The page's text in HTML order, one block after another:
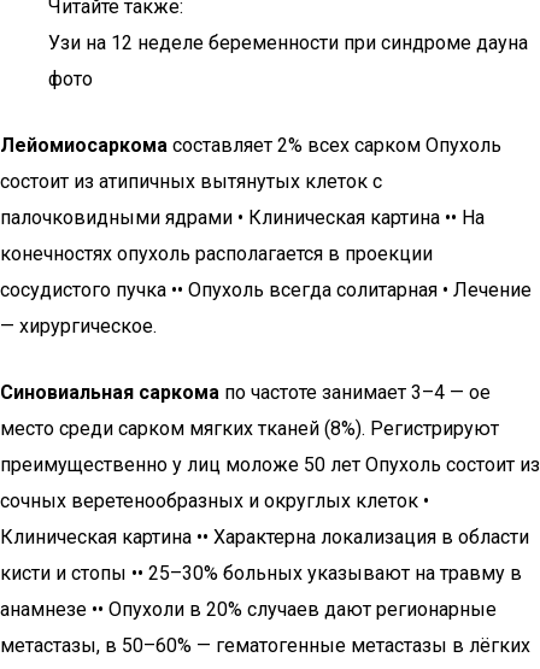
Читайте также:
Узи на 12 неделе беременности при синдроме дауна
фото
Лейомиосаркома составляет 2% всех сарком Опухоль
состоит из атипичных вытянутых клеток с
палочковидными ядрами • Клиническая картина •• На
конечностях опухоль располагается в проекции
сосудистого пучка •• Опухоль всегда солитарная • Лечение
— хирургическое.
Синовиальная саркома по частоте занимает 3–4 — ое
место среди сарком мягких тканей (8%). Регистрируют
преимущественно у лиц моложе 50 лет Опухоль состоит из
сочных веретенообразных и округлых клеток •
Клиническая картина •• Характерна локализация в области
кисти и стопы •• 25–30% больных указывают на травму в
анамнезе •• Опухоли в 20% случаев дают регионарные
метастазы, в 50–60% — гематогенные метастазы в лёгких